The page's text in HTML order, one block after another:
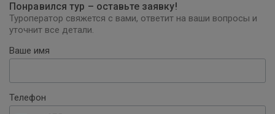
Понравился тур – оставьте заявку!
Туроператор свяжется с вами, ответит на ваши вопросы и
уточнит все детали.
Ваше имя
Телефон